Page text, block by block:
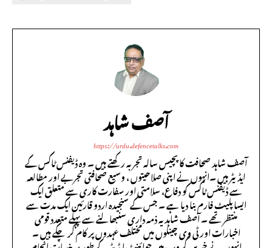
آصف شاہد
https://urdu.defencetalks.com
آصف شاہد صحافت کا پچیس سالہ تجربہ رکھتے ہیں ۔ وہ ڈیفنس ٹاکس کے
ایڈیٹر ہیں ۔انہوں نے اپنی صلاحیتوں ، وسیع صحافتی تجربے اور مطالعہ
سے ڈیفنس ٹاکس کو دفاع، سلامتی اور سفارت کاری سے متعلق ایک
ایسا پلیٹ فارم بنا دیا ہے ۔ جس کے سنجیدہ اردو قارئین ایک مدت سے
منتظر تھے ۔ آصف شاہد یہ ذمہ داری سنبھالنے سے پہلے متعدد قومی
اخبارات اور ٹی وی چینلوں میں مختلف عہدوں پر کام کر چکے ہیں ۔